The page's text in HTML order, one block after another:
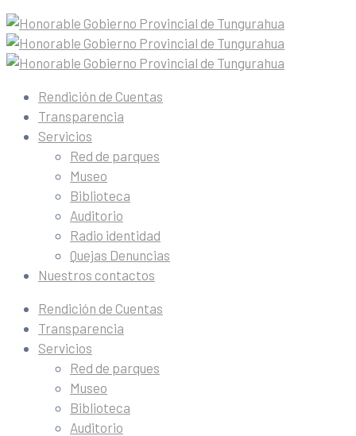
Rendición de Cuentas
Transparencia
Servicios
Red de parques
Museo
Biblioteca
Auditorio
Radio identidad
Quejas Denuncias
Nuestros contactos
Rendición de Cuentas
Transparencia
Servicios
Red de parques
Museo
Biblioteca
Auditorio